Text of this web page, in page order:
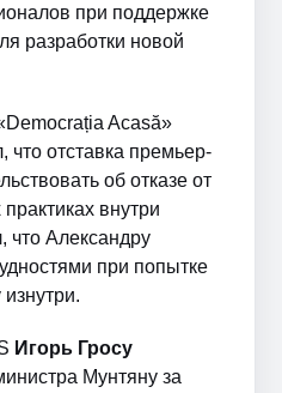
при поддержке
разработки новой
Acasă»
что отставка премьер-
об отказе от
внутри
что Александру
при попытке
Игорь Гросу
Мунтяну за